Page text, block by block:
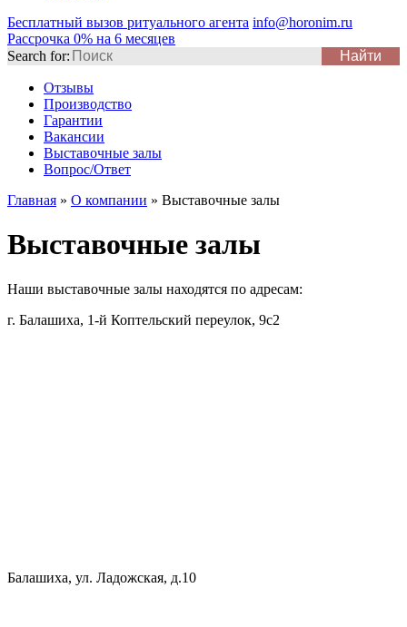
Бесплатный вызов ритуального агента info@horonim.ru
Рассрочка 0% на 6 месяцев
Search for:
Отзывы
Производство
Гарантии
Вакансии
Выставочные залы
Вопрос/Ответ
Главная » О компании » Выставочные залы
Выставочные залы
Наши выставочные залы находятся по адресам:
г. Балашиха, 1-й Коптельский переулок, 9с2
Балашиха, ул. Ладожская, д.10